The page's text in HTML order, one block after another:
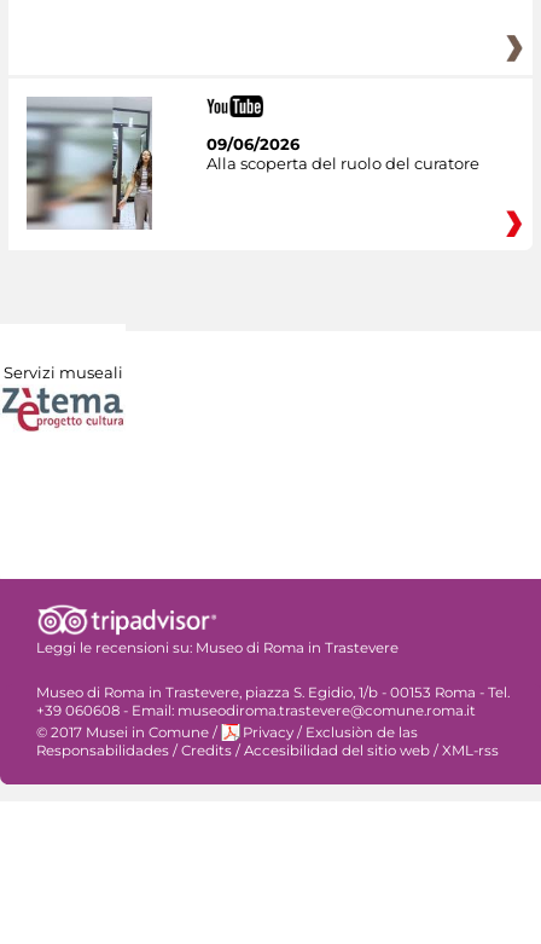
09/06/2026
Alla scoperta del ruolo del curatore
Servizi museali
Leggi le recensioni su: Museo di Roma in Trastevere
Museo di Roma in Trastevere, piazza S. Egidio, 1/b - 00153 Roma - Tel.
+39 060608 - Email: museodiroma.trastevere@comune.roma.it
© 2017 Musei in Comune / Privacy / Exclusiòn de las
Responsabilidades /Credits /Accesibilidad del sitio web /XML-rss